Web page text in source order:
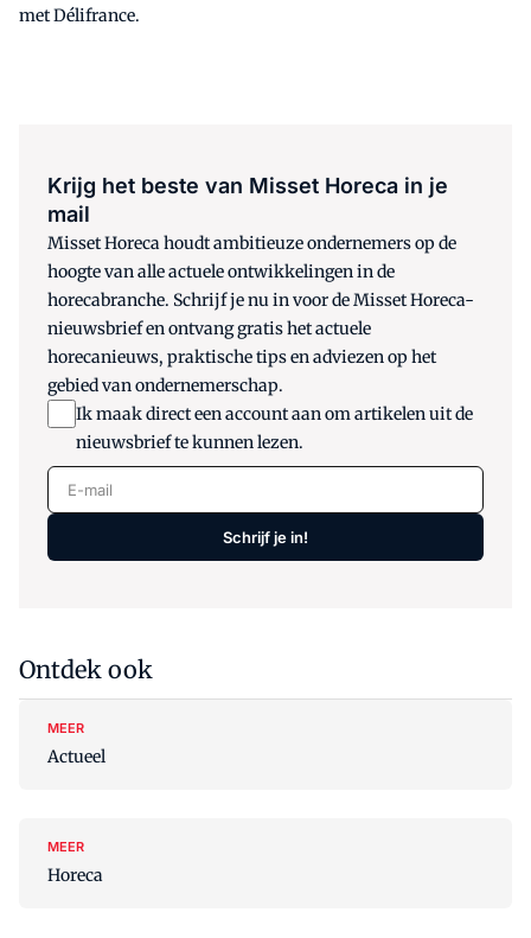
met Délifrance.
Krijg het beste van Misset Horeca in je
mail
Misset Horeca houdt ambitieuze ondernemers op de
hoogte van alle actuele ontwikkelingen in de
horecabranche. Schrijf je nu in voor de Misset Horeca-
nieuwsbrief en ontvang gratis het actuele
horecanieuws, praktische tips en adviezen op het
gebied van ondernemerschap.
Ik maak direct een account aan om artikelen uit de
nieuwsbrief te kunnen lezen.
E-mail
Schrijf je in!
Ontdek ook
MEER
Actueel
MEER
Horeca